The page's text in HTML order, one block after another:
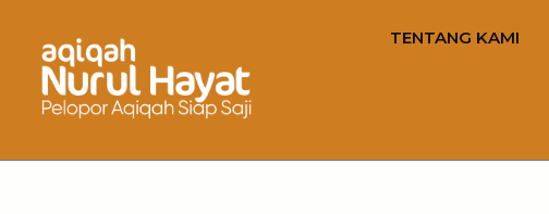
TENTANG KAMI